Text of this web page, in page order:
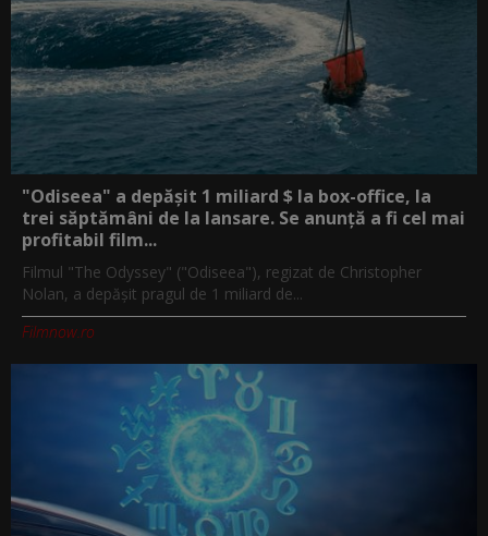
"Odiseea" a depășit 1 miliard $ la box-office, la
trei săptămâni de la lansare. Se anunță a fi cel mai
profitabil film...
Filmul "The Odyssey" ("Odiseea"), regizat de Christopher
Nolan, a depăşit pragul de 1 miliard de...
Filmnow.ro